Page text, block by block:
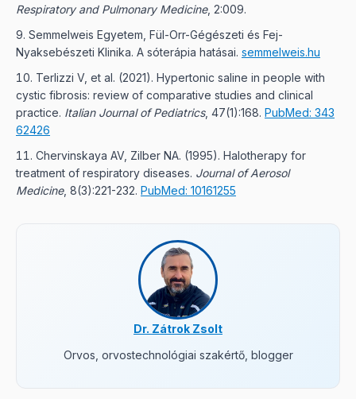
Respiratory and Pulmonary Medicine, 2:009.
Semmelweis Egyetem, Fül-Orr-Gégészeti és Fej-
Nyaksebészeti Klinika. A sóterápia hatásai. semmelweis.hu
Terlizzi V, et al. (2021). Hypertonic saline in people with
cystic fibrosis: review of comparative studies and clinical
practice. Italian Journal of Pediatrics, 47(1):168. PubMed: 343
62426
Chervinskaya AV, Zilber NA. (1995). Halotherapy for
treatment of respiratory diseases. Journal of Aerosol
Medicine, 8(3):221-232. PubMed: 10161255
Dr. Zátrok Zsolt
Orvos, orvostechnológiai szakértő, blogger